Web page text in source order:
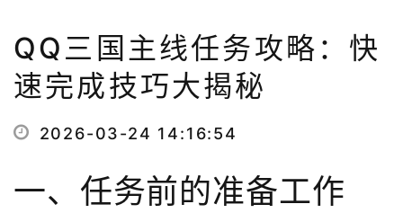
QQ三国主线任务攻略：快
速完成技巧大揭秘
2026-03-24 14:16:54
一、任务前的准备工作